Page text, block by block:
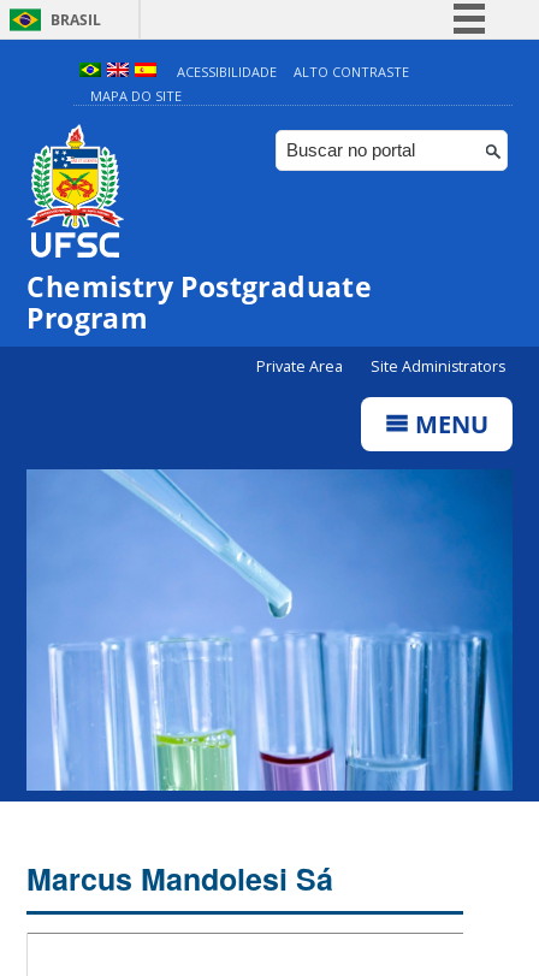
BRASIL
Simplifique!
Comunica BR
Participe
ACESSIBILIDADE
ALTO CONTRASTE
MAPA DO SITE
Chemistry Postgraduate
Program
Private Area Site Administrators
MENU
Marcus Mandolesi Sá